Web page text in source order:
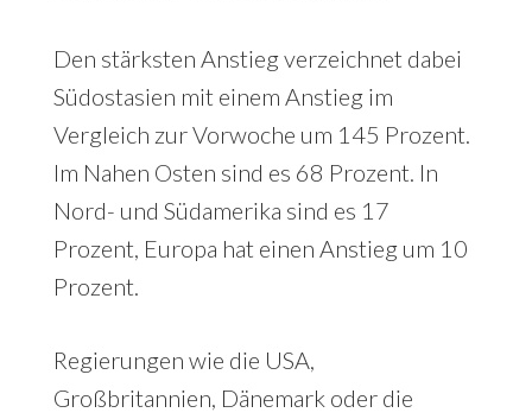
Den stärksten Anstieg verzeichnet dabei
Südostasien mit einem Anstieg im
Vergleich zur Vorwoche um 145 Prozent.
Im Nahen Osten sind es 68 Prozent. In
Nord- und Südamerika sind es 17
Prozent, Europa hat einen Anstieg um 10
Prozent.
Regierungen wie die USA,
Großbritannien, Dänemark oder die